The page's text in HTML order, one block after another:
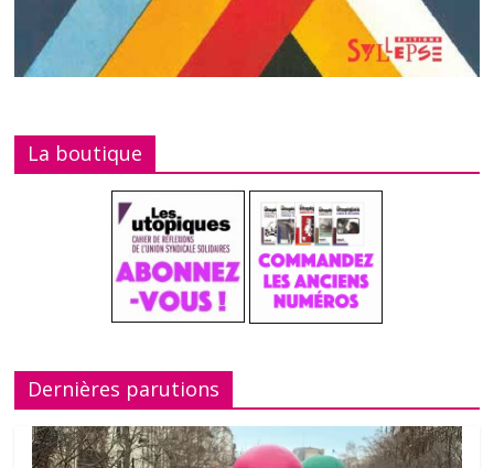
La boutique
Dernières parutions